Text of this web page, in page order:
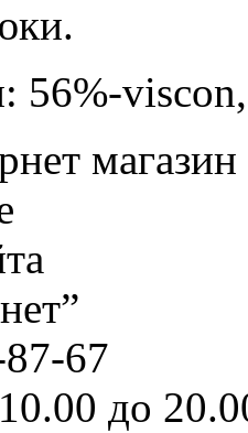
56%-
магазин
67
до